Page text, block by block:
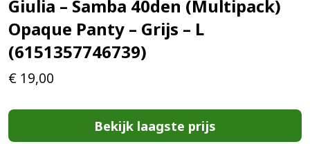
Giulia – Samba 40den (Multipack)
Opaque Panty – Grijs – L
(6151357746739)
€ 19,00
Bekijk laagste prijs